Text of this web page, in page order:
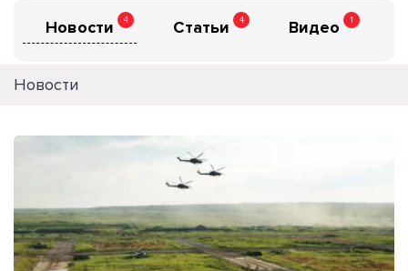
Новости 4 Статьи 4 Видео 1
Новости